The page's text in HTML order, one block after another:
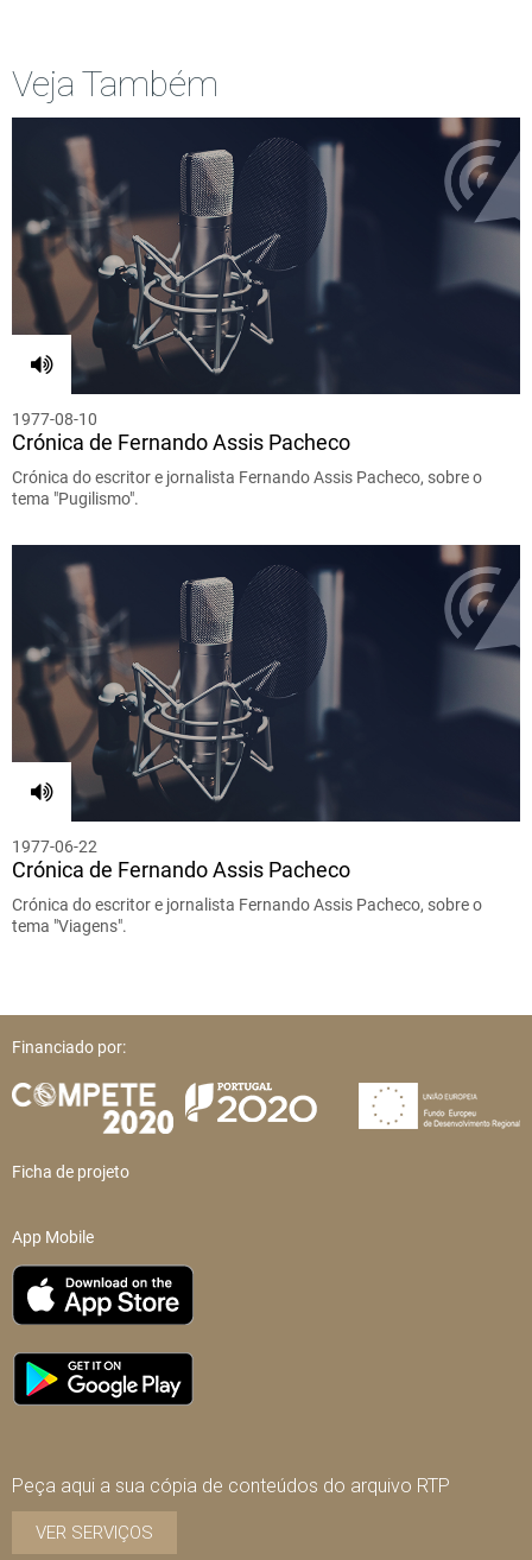
Veja Também
1977-08-10
Crónica de Fernando Assis Pacheco
Crónica do escritor e jornalista Fernando Assis Pacheco, sobre o
tema "Pugilismo".
1977-06-22
Crónica de Fernando Assis Pacheco
Crónica do escritor e jornalista Fernando Assis Pacheco, sobre o
tema "Viagens".
Financiado por:
Ficha de projeto
App Mobile
Peça aqui a sua cópia de conteúdos do arquivo RTP
VER SERVIÇOS